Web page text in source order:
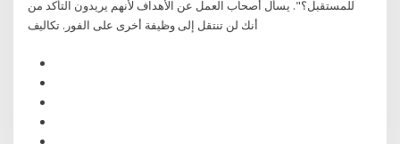
للمستقبل؟". يسأل أصحاب العمل عن الأهداف لأنهم يريدون التأكد من